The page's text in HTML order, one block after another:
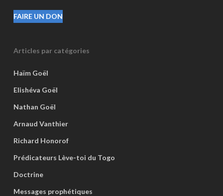
FAIRE UN DON
Articles par catégories
Haïm Goël
Elishéva Goël
Nathan Goël
Arnaud Vanthier
Richard Honorof
Prédicateurs Lève-toi du Togo
Doctrine
Messages prophétiques